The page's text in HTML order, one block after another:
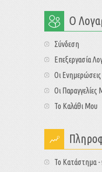
Ο
Σύνδεση
Επεξεργασία
Οι
Οι Παραγγελίες
Το Καλάθι Μου
Το Κατάστημα -